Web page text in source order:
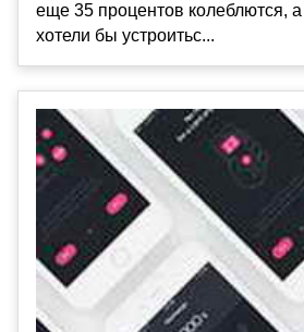
еще 35 процентов колеблются,
хотели бы устроитьс...